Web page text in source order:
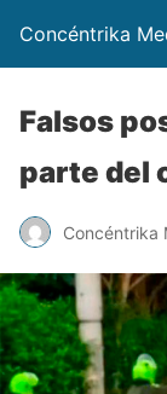
Concéntrika
Falsos
parte del
Concéntrika